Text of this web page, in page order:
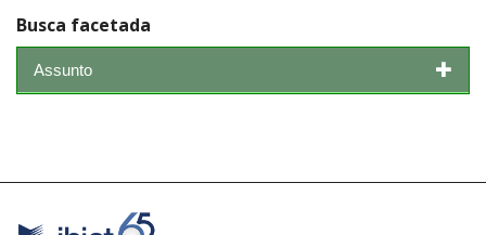
Busca facetada
Assunto